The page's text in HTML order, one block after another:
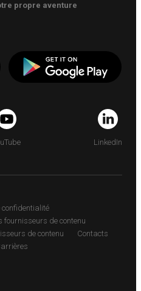
propre aventure
LinkedIn
confidentialité
fournisseurs de contenu
de contenu
Contacts